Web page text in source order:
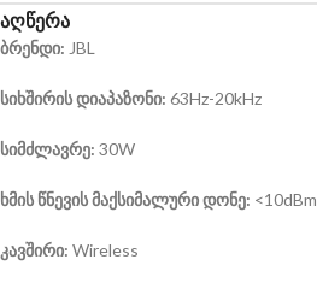
აღწერა
ბრენდი: JBL
სიხშირისდიაპაზონი: 63Hz-20kHz
სიმძლავრე: 30W
ხმის წნევისმაქსიმალურიდონე: <10dBm
კავშირი: Wireless